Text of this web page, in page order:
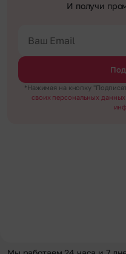
И получи
*Нажимая на кнопку
своих персональных данных